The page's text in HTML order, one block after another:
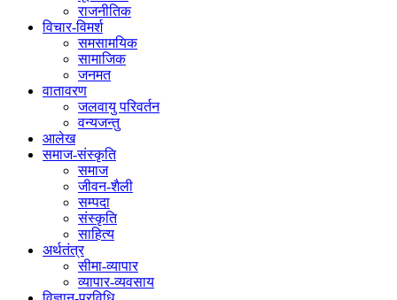
राजनीतिक
विचार-विमर्श
समसामयिक
सामाजिक
जनमत
वातावरण
जलवायु परिवर्तन
वन्यजन्तु
आलेख
समाज-संस्कृति
समाज
जीवन-शैली
सम्पदा
संस्कृति
साहित्य
अर्थतंत्र
सीमा-व्यापार
व्यापार-व्यवसाय